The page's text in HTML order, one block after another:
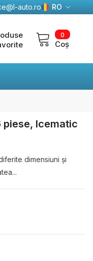
auto.ro
RO
EN
0 0
articole
Coș
piese, Icematic
dimensiuni și